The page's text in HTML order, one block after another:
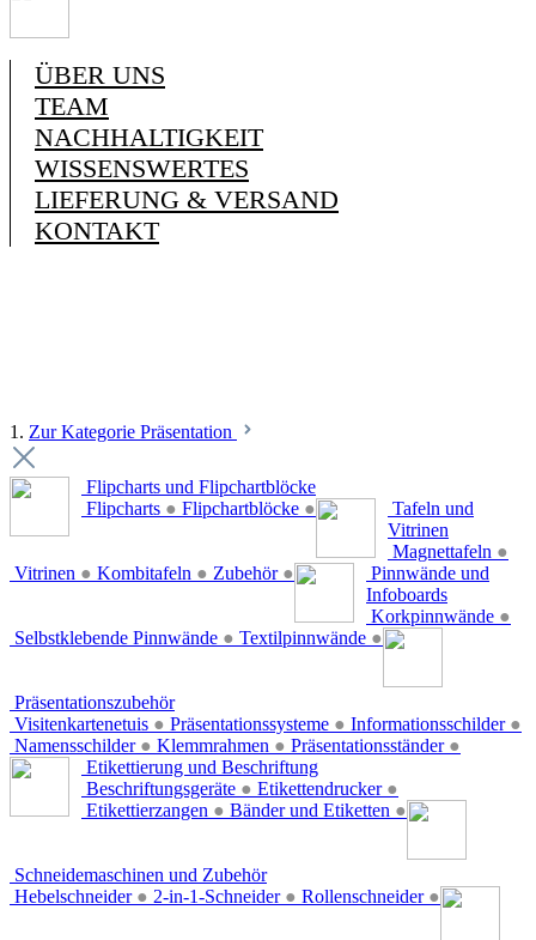
ÜBER UNS
TEAM
NACHHALTIGKEIT
WISSENSWERTES
LIEFERUNG & VERSAND
KONTAKT
1. Zur Kategorie Präsentation
Flipcharts und Flipchartblöcke
Flipcharts ● Flipchartblöcke ●
Tafeln und
Vitrinen
Magnettafeln ●
Vitrinen ● Kombitafeln ● Zubehör ●
Pinnwände und
Infoboards
Korkpinnwände ●
Selbstklebende Pinnwände ● Textilpinnwände ●
Präsentationszubehör
Visitenkartenetuis ● Präsentationssysteme ● Informationsschilder ●
Namensschilder ● Klemmrahmen ● Präsentationsständer ●
Etikettierung und Beschriftung
Beschriftungsgeräte ● Etikettendrucker ●
Etikettierzangen ● Bänder und Etiketten ●
Schneidemaschinen und Zubehör
Hebelschneider ● 2-in-1-Schneider ● Rollenschneider ●